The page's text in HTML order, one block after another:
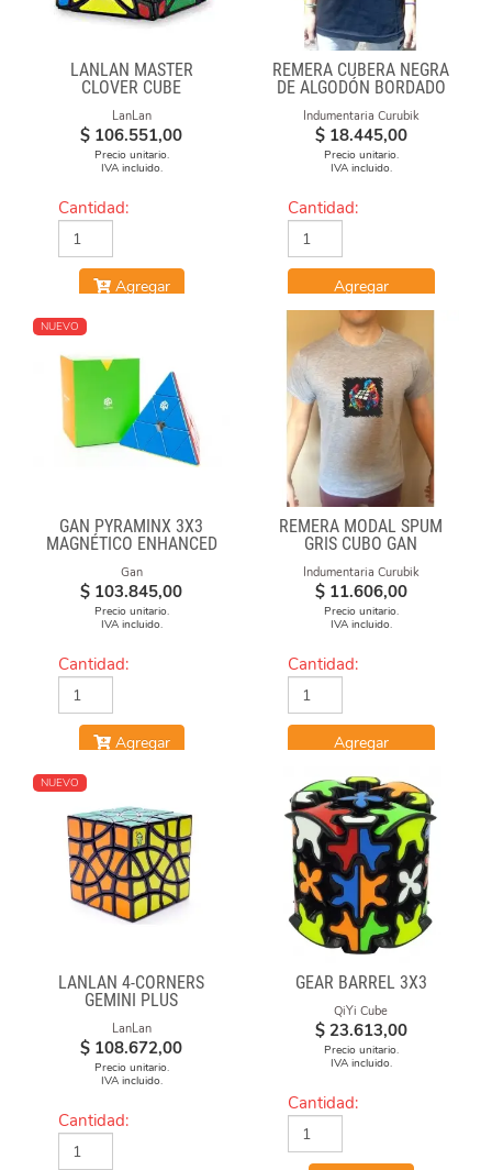
LANLAN MASTER
CLOVER CUBE
LanLan
$ 106.551,00
Precio unitario.
IVA incluido.
Cantidad:
Agregar
REMERA CUBERA NEGRA
DE ALGODÓN BORDADO
"ARGENTINA CUBEA"
Indumentaria Curubik
$ 18.445,00
Precio unitario.
IVA incluido.
Cantidad:
Agregar
NUEVO
GAN PYRAMINX 3X3
MAGNÉTICO ENHANCED
Gan
$ 103.845,00
Precio unitario.
IVA incluido.
Cantidad:
Agregar
REMERA MODAL SPUM
GRIS CUBO GAN
Indumentaria Curubik
$ 11.606,00
Precio unitario.
IVA incluido.
Cantidad:
Agregar
NUEVO
LANLAN 4-CORNERS
GEMINI PLUS
LanLan
$ 108.672,00
Precio unitario.
IVA incluido.
Cantidad:
GEAR BARREL 3X3
QiYi Cube
$ 23.613,00
Precio unitario.
IVA incluido.
Cantidad: